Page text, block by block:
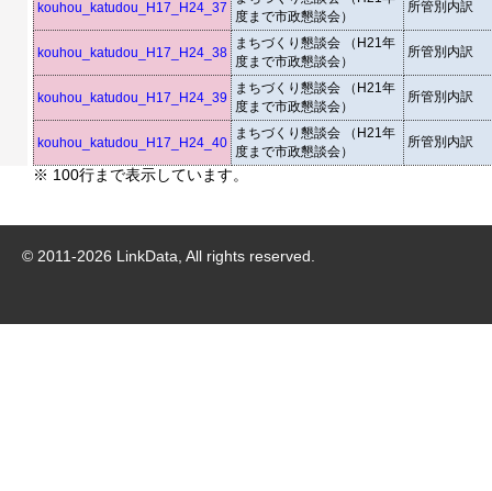
kouhou_katudou_H17_H24_37
度まで市政懇談会）
所管別内訳
kouhou_katudou_H17_H24_38
まちづくり懇談会 （H21年
度まで市政懇談会）
所管別内訳
kouhou_katudou_H17_H24_39
まちづくり懇談会 （H21年
度まで市政懇談会）
所管別内訳
kouhou_katudou_H17_H24_40
まちづくり懇談会 （H21年
度まで市政懇談会）
所管別内訳
※ 100行まで表示しています。
© 2011-2026 LinkData, All rights reserved.